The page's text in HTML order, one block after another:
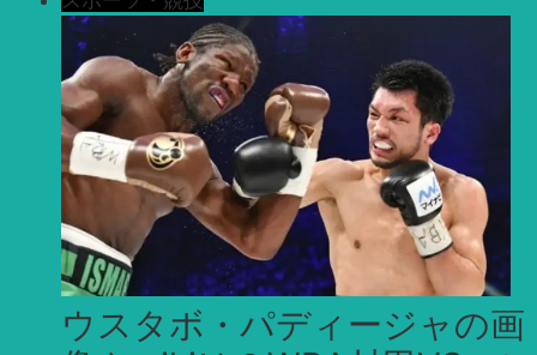
ウスタボ・パディージャの画